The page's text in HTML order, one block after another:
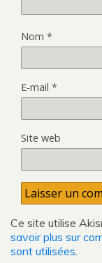
Nom *
E-mail *
Site web
Ce site utilise
savoir plus sur
sont utilisées.